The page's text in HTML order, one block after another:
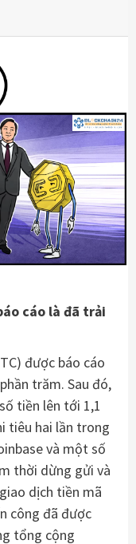
cáo là đã trải
được báo cáo
trăm. Sau đó,
tiền lên tới 1,1
tiêu hai lần trong
và một số
thời dừng gửi và
dịch tiền mã
công đã được
tổng cộng